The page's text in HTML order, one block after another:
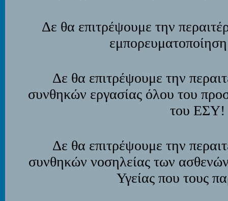
Δε θα επιτρέψουμε την
Δε θα επιτρέψουμε την
συνθηκών εργασίας όλου του
του ΕΣΥ!
Δε θα επιτρέψουμε την
συνθηκών νοσηλείας των
Υγείας που τους